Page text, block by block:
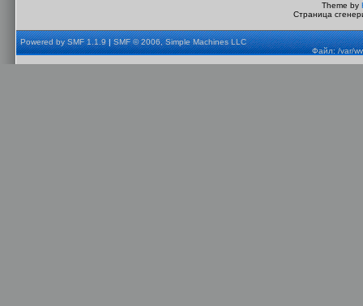
Theme by
Страница
Powered by SMF 1.1.9|SMF © 2006, Simple Machines LLC
Файл: /var/